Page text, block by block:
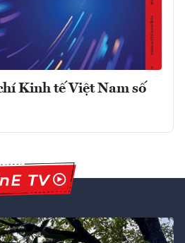
Kinh tế Việt Nam số